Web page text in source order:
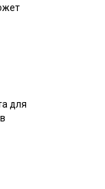
для